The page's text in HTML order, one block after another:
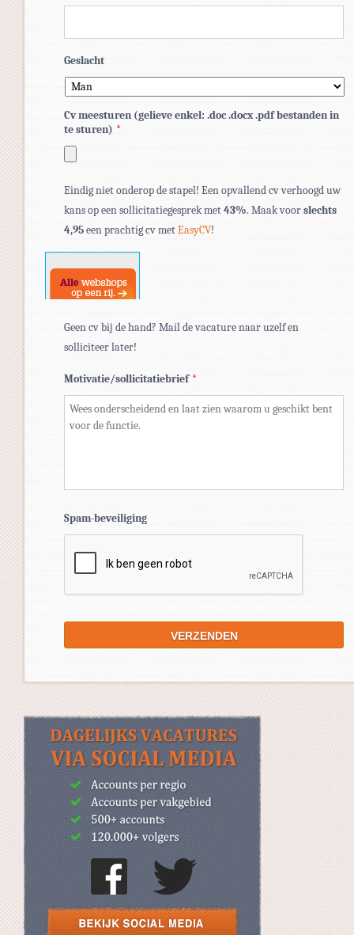
Geslacht
Cv meesturen (gelieve enkel: .doc .docx .pdf bestanden in
te sturen) *
bestandstypen:
pdf,
doc,
docx.
Eindig niet onderop de stapel! Een opvallend cv verhoogd uw
kans op een sollicitatiegesprek met43%. Maak voorslechts
4,95een prachtig cv metEasyCV!
Geen cv bij de hand? Mail de vacature naar uzelf en
solliciteer later!
Motivatie/sollicitatiebrief *
Spam-beveiliging